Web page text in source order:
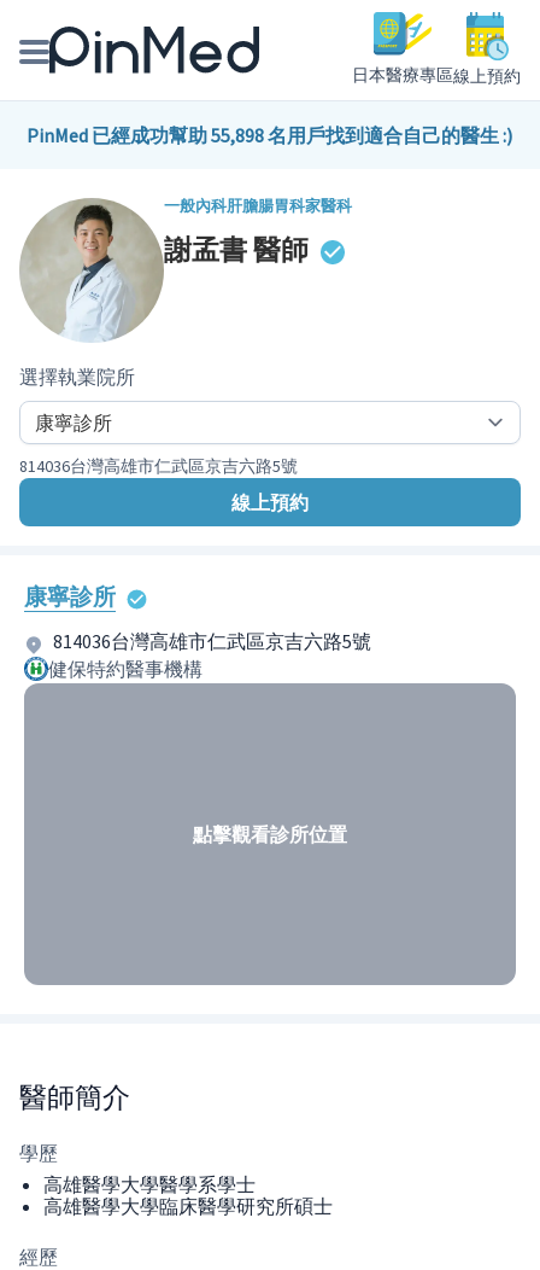
日本醫療專區線上預約
線上預約醫師、院所
醫師專欄專訪
健康主題館
PinMed 已經成功幫助 55,898 名用戶找到適合自己的醫生 :)
一般內科肝膽腸胃科家醫科
謝孟書醫師
選擇執業院所
814036台灣高雄市仁武區京吉六路5號
線上預約
康寧診所
814036台灣高雄市仁武區京吉六路5號
健保特約醫事機構
點擊觀看診所位置
醫師簡介
學歷
高雄醫學大學醫學系學士
高雄醫學大學臨床醫學研究所碩士
經歷